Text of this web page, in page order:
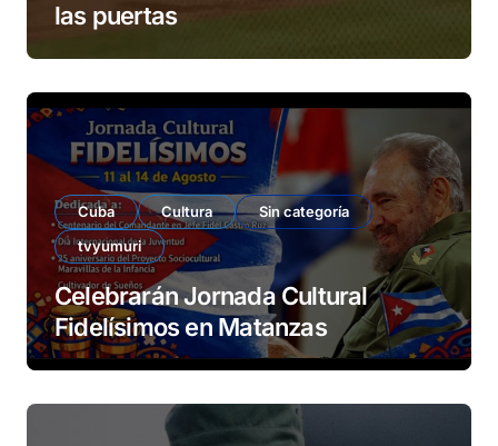
las puertas
Cuba Cultura
Sin categoría
tvyumuri
Celebrarán Jornada Cultural
Fidelísimos en Matanzas